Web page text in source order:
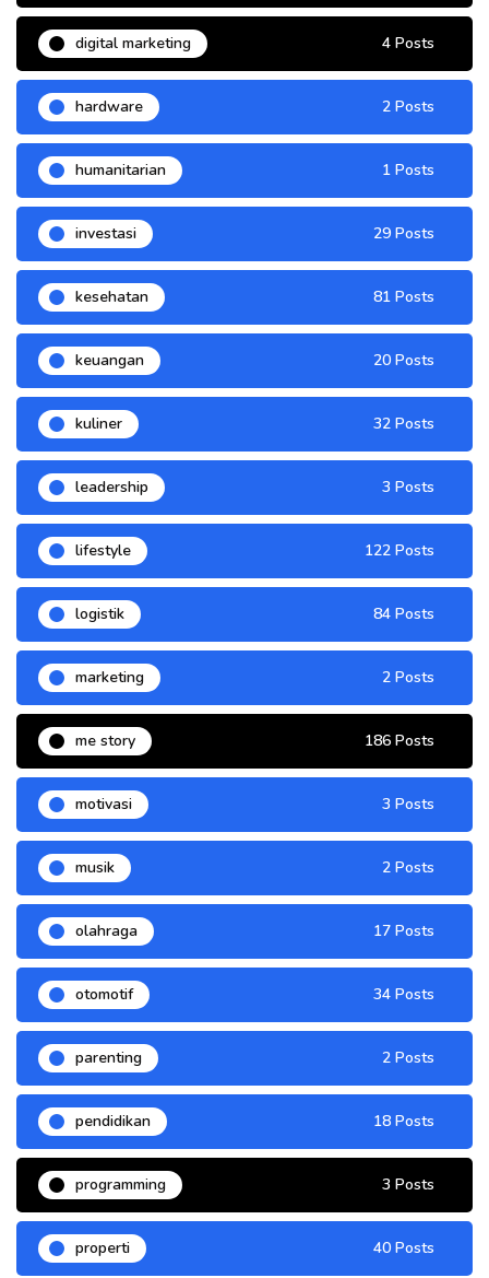
digital marketing 4 Posts
hardware 2 Posts
humanitarian 1 Posts
investasi 29 Posts
kesehatan 81 Posts
keuangan 20 Posts
kuliner 32 Posts
leadership 3 Posts
lifestyle 122 Posts
logistik 84 Posts
marketing 2 Posts
me story 186 Posts
motivasi 3 Posts
musik 2 Posts
olahraga 17 Posts
otomotif 34 Posts
parenting 2 Posts
pendidikan 18 Posts
programming 3 Posts
properti 40 Posts